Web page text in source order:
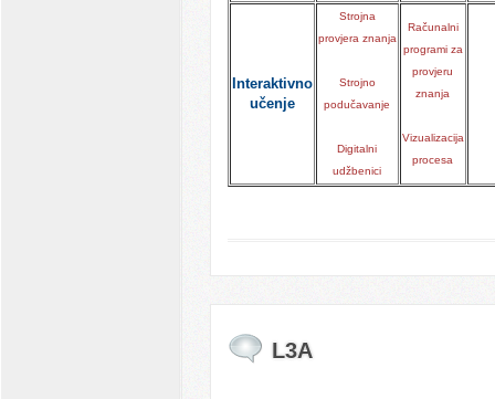
Interaktivno
učenje
Strojna
provjera znanja
Strojno
podučavanje
Digitalni
udžbenici
Računalni
programi za
provjeru
znanja
Vizualizacija
procesa
L3A